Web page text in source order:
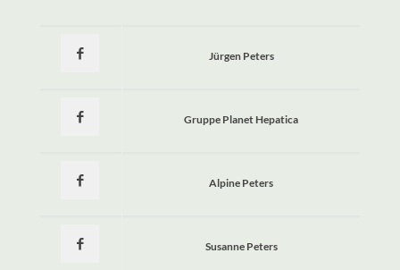
Jürgen Peters
Gruppe Planet Hepatica
Alpine Peters
Susanne Peters